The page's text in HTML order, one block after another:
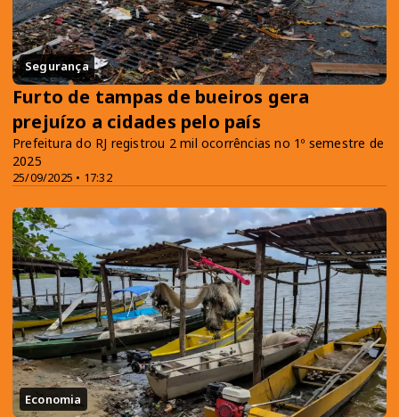
Segurança
25/09/2025 • 17:32
Furto de tampas de bueiros gera
prejuízo a cidades pelo país
Prefeitura do RJ registrou 2 mil ocorrências no 1º semestre de
2025
Economia